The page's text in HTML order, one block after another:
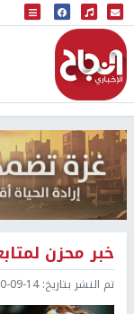
البث المباشر
إذاعة النجاح
خبر محزن
تم النشر بتاريخ:14 09:12